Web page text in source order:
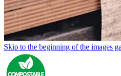
Skip to the beginning of the images